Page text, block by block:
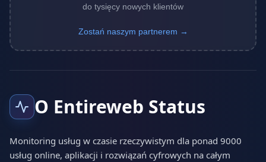
do tysięcy nowych klientów
Zostań naszym partnerem →
O Entireweb Status
Monitoring usług w czasie rzeczywistym dla ponad 9000
usług online, aplikacji i rozwiązań cyfrowych na całym